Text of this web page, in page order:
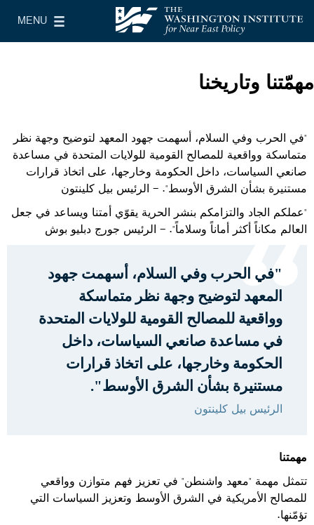
معهد واشنطن لسياسات الشرق الأدنى
MENU
Main Menu
مهمّتنا وتاريخنا
"في الحرب وفي السلام، أسهمت جهود المعهد لتوضيح وجهة نظر
متماسكة وواقعية للمصالح القومية للولايات المتحدة في مساعدة
صانعي السياسات، داخل الحكومة وخارجها، على اتخاذ قرارات
مستنيرة بشأن الشرق الأوسط". - الرئيس بيل كلينتون
"عملكم الجاد والتزامكم بنشر الحرية يقوّي أمتنا ويساعد في جعل
العالم مكاناً أكثر أماناً وسلاماً". - الرئيس جورج دبليو بوش
"في الحرب وفي السلام، أسهمت جهود
المعهد لتوضيح وجهة نظر متماسكة
وواقعية للمصالح القومية للولايات المتحدة
في مساعدة صانعي السياسات، داخل
الحكومة وخارجها، على اتخاذ قرارات
مستنيرة بشأن الشرق الأوسط".
الرئيس بيل كلينتون
مهمتنا
تتمثل مهمة "معهد واشنطن" في تعزيز فهم متوازن وواقعي
للمصالح الأمريكية في الشرق الأوسط وتعزيز السياسات التي
تؤمّنها.